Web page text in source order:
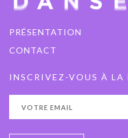
PRÉSENTATION
CONTACT
INSCRIVEZ-VOUS À LA